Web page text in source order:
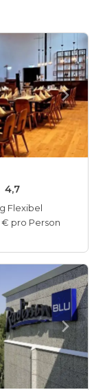
4,7
Flexibel
€ pro Person